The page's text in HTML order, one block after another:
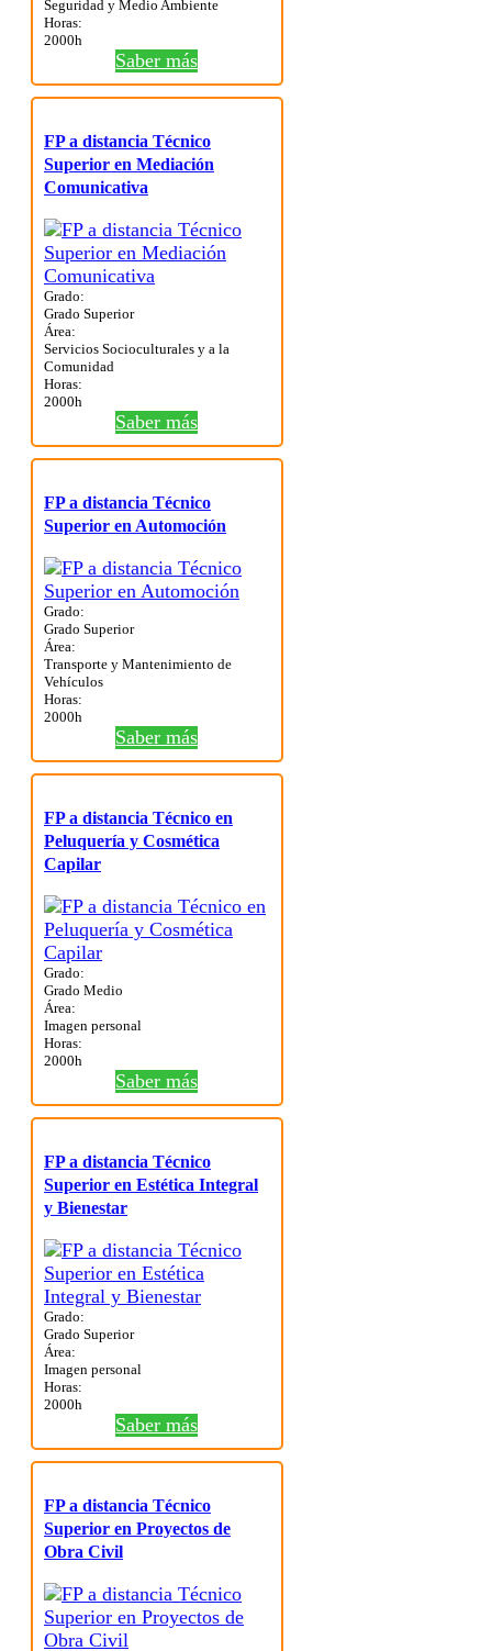
Seguridad y Medio Ambiente
Horas:
2000h
Saber más
FP a distancia Técnico
Superior en Mediación
Comunicativa
Grado:
Grado Superior
Área:
Servicios Socioculturales y a la
Comunidad
Horas:
2000h
Saber más
FP a distancia Técnico
Superior en Automoción
Grado:
Grado Superior
Área:
Transporte y Mantenimiento de
Vehículos
Horas:
2000h
Saber más
FP a distancia Técnico en
Peluquería y Cosmética
Capilar
Grado:
Grado Medio
Área:
Imagen personal
Horas:
2000h
Saber más
FP a distancia Técnico
Superior en Estética Integral
y Bienestar
Grado:
Grado Superior
Área:
Imagen personal
Horas:
2000h
Saber más
FP a distancia Técnico
Superior en Proyectos de
Obra Civil